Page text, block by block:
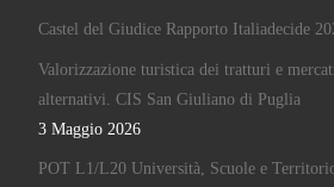
Castel del Giudice Rapporto Italiadecide
Valorizzazione turistica dei tratturi e
alternativi. CIS San Giuliano di Puglia
3 Maggio 2026
POT L1/L20 Università, Scuole e